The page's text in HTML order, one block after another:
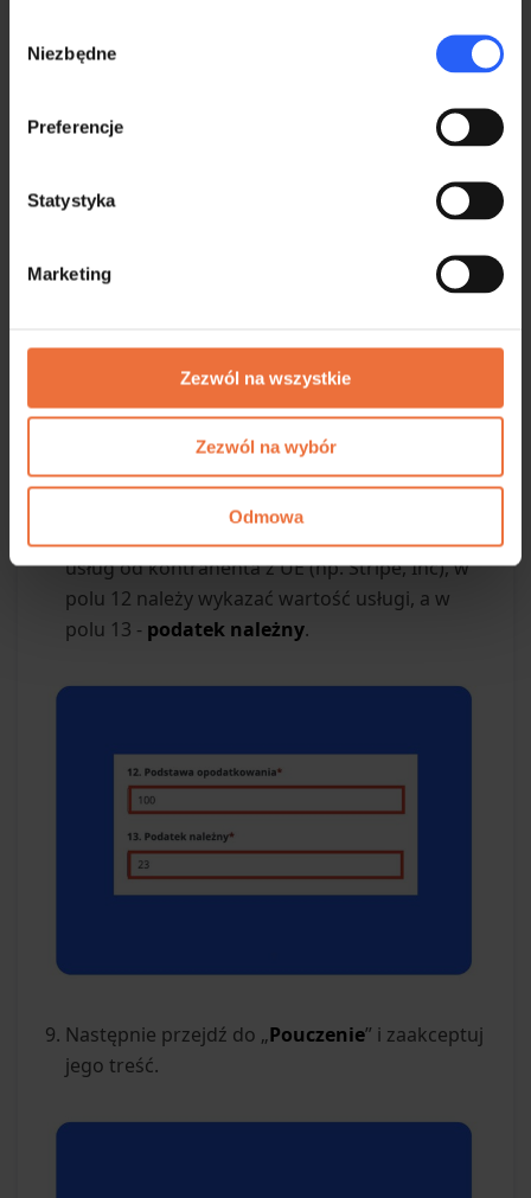
zgody
Niezbędne
Preferencje
Statystyka
Marketing
Zezwól na wszystkie
Zezwól na wybór
Odmowa
” i wybierz właściwy urząd skarbowy
oraz zaznacz cel złożenia
Kolejnym krokiem jest „
usług od kontrahenta z UE (np. Stripe, Inc), w
polu 12 należy wykazać wartość usługi, a w
polu 13 - podatek należny.
Następnie przejdź do „Pouczenie” i zaakceptuj
jego treść.